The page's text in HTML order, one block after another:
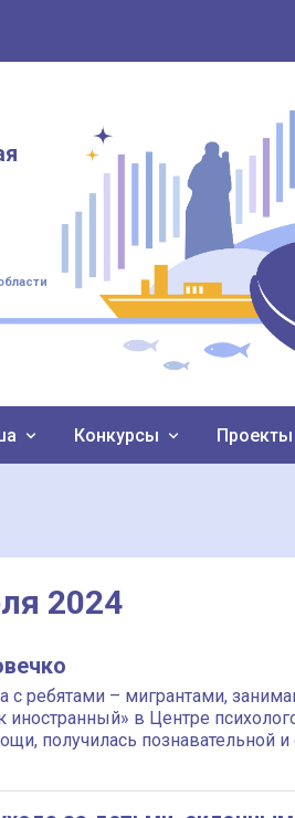
Конкурсы Проекты
2024
с ребятами – мигрантами,
иностранный» в Центре
получилась познавательной